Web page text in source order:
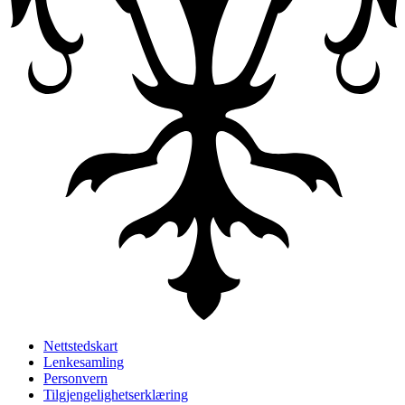
Nettstedskart
Lenkesamling
Personvern
Tilgjengelighetserklæring